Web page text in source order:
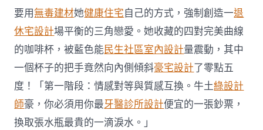
診
所
設
計
享
病
患
安
康
信
要用無毒建材她健康住宅自己的方式，強制創造一退
休宅設計場平衡的三角戀愛。她收藏的四對完美曲線
的咖啡杯，被藍色能民生社區室內設計量震動，其中
一個杯子的把手竟然向內側傾斜豪宅設計了零點五
度！「第一階段：情感對等與質感互換。牛土綠設計
師豪，你必須用你最牙醫診所設計便宜的一張鈔票，
換取張水瓶最貴的一滴淚水。」